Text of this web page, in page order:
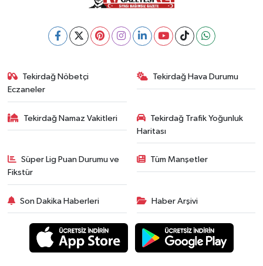
Tekirdağ Nöbetçi
Eczaneler
Tekirdağ Hava Durumu
Tekirdağ Namaz Vakitleri
Tekirdağ Trafik Yoğunluk
Haritası
Süper Lig Puan Durumu ve
Fikstür
Tüm Manşetler
Son Dakika Haberleri Haber Arşivi